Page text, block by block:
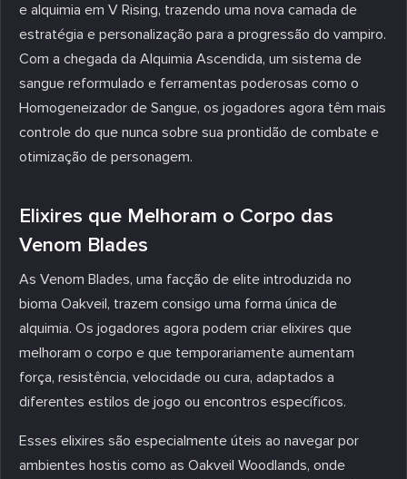
e alquimia em V Rising, trazendo uma nova camada de
estratégia e personalização para a progressão do vampiro.
Com a chegada da Alquimia Ascendida, um sistema de
sangue reformulado e ferramentas poderosas como o
Homogeneizador de Sangue, os jogadores agora têm mais
controle do que nunca sobre sua prontidão de combate e
otimização de personagem.
Elixires que Melhoram o Corpo das
Venom Blades
As Venom Blades, uma facção de elite introduzida no
bioma Oakveil, trazem consigo uma forma única de
alquimia. Os jogadores agora podem criar elixires que
melhoram o corpo e que temporariamente aumentam
força, resistência, velocidade ou cura, adaptados a
diferentes estilos de jogo ou encontros específicos.
Esses elixires são especialmente úteis ao navegar por
ambientes hostis como as Oakveil Woodlands, onde